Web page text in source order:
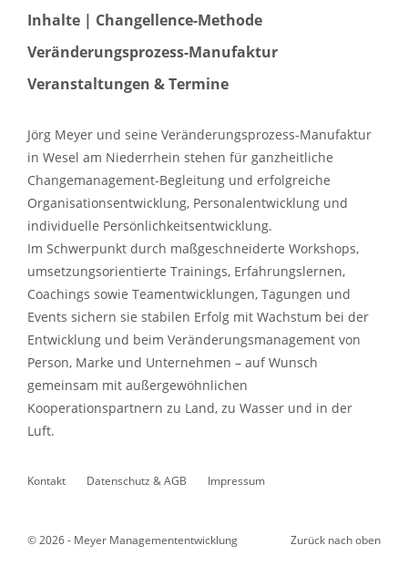
Inhalte | Changellence-Methode
Veränderungsprozess-Manufaktur
Veranstaltungen & Termine
Jörg Meyer und seine Veränderungsprozess-Manufaktur
in Wesel am Niederrhein stehen für ganzheitliche
Changemanagement-Begleitung und erfolgreiche
Organisationsentwicklung, Personalentwicklung und
individuelle Persönlichkeitsentwicklung.
Im Schwerpunkt durch maßgeschneiderte Workshops,
umsetzungsorientierte Trainings, Erfahrungslernen,
Coachings sowie Teamentwicklungen, Tagungen und
Events sichern sie stabilen Erfolg mit Wachstum bei der
Entwicklung und beim Veränderungsmanagement von
Person, Marke und Unternehmen – auf Wunsch
gemeinsam mit außergewöhnlichen
Kooperationspartnern zu Land, zu Wasser und in der
Luft.
Kontakt Datenschutz & AGB Impressum
© 2026 - Meyer Managemententwicklung Zurück nach oben